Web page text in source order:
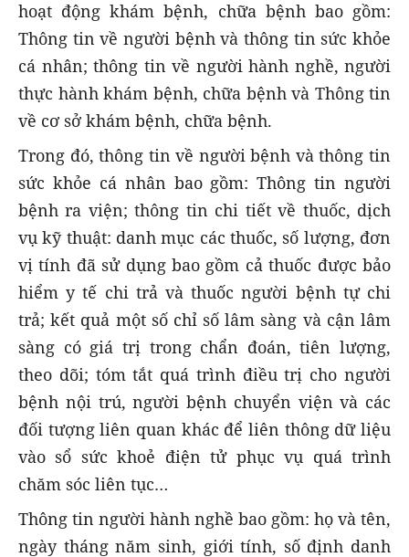
hoạt động khám bệnh, chữa bệnh bao gồm:
Thông tin về người bệnh và thông tin sức khỏe
cá nhân; thông tin về người hành nghề, người
thực hành khám bệnh, chữa bệnh và Thông tin
về cơ sở khám bệnh, chữa bệnh.
Trong đó, thông tin về người bệnh và thông tin
sức khỏe cá nhân bao gồm: Thông tin người
bệnh ra viện; thông tin chi tiết về thuốc, dịch
vụ kỹ thuật: danh mục các thuốc, số lượng, đơn
vị tính đã sử dụng bao gồm cả thuốc được bảo
hiểm y tế chi trả và thuốc người bệnh tự chi
trả; kết quả một số chỉ số lâm sàng và cận lâm
sàng có giá trị trong chẩn đoán, tiên lượng,
theo dõi; tóm tắt quá trình điều trị cho người
bệnh nội trú, người bệnh chuyển viện và các
đối tượng liên quan khác để liên thông dữ liệu
vào sổ sức khoẻ điện tử phục vụ quá trình
chăm sóc liên tục…
Thông tin người hành nghề bao gồm: họ và tên,
ngày tháng năm sinh, giới tính, số định danh